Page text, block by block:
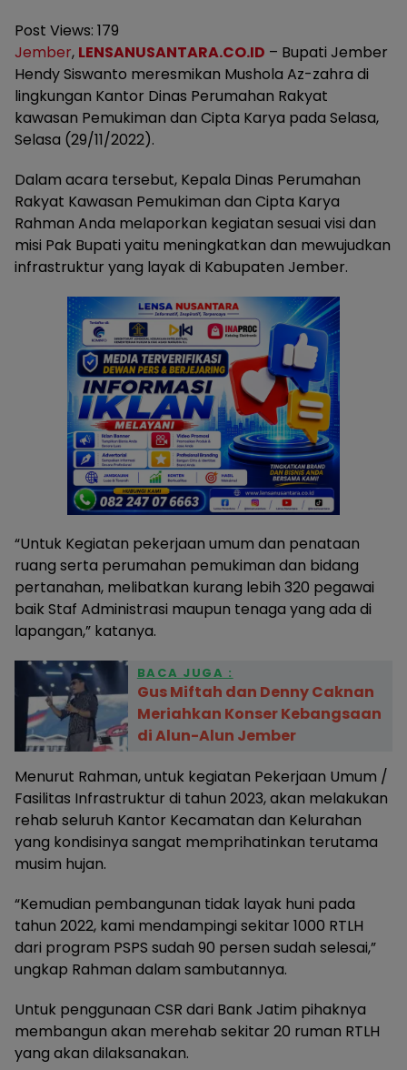
Post Views: 179
Jember, LENSANUSANTARA.CO.ID – Bupati Jember
Hendy Siswanto meresmikan Mushola Az-zahra di
lingkungan Kantor Dinas Perumahan Rakyat
kawasan Pemukiman dan Cipta Karya pada Selasa,
Selasa (29/11/2022).
Dalam acara tersebut, Kepala Dinas Perumahan
Rakyat Kawasan Pemukiman dan Cipta Karya
Rahman Anda melaporkan kegiatan sesuai visi dan
misi Pak Bupati yaitu meningkatkan dan mewujudkan
infrastruktur yang layak di Kabupaten Jember.
“Untuk Kegiatan pekerjaan umum dan penataan
ruang serta perumahan pemukiman dan bidang
pertanahan, melibatkan kurang lebih 320 pegawai
baik Staf Administrasi maupun tenaga yang ada di
lapangan,” katanya.
BACA JUGA :
Gus Miftah dan Denny Caknan
Meriahkan Konser Kebangsaan
di Alun-Alun Jember
Menurut Rahman, untuk kegiatan Pekerjaan Umum /
Fasilitas Infrastruktur di tahun 2023, akan melakukan
rehab seluruh Kantor Kecamatan dan Kelurahan
yang kondisinya sangat memprihatinkan terutama
musim hujan.
“Kemudian pembangunan tidak layak huni pada
tahun 2022, kami mendampingi sekitar 1000 RTLH
dari program PSPS sudah 90 persen sudah selesai,”
ungkap Rahman dalam sambutannya.
Untuk penggunaan CSR dari Bank Jatim pihaknya
membangun akan merehab sekitar 20 ruman RTLH
yang akan dilaksanakan.